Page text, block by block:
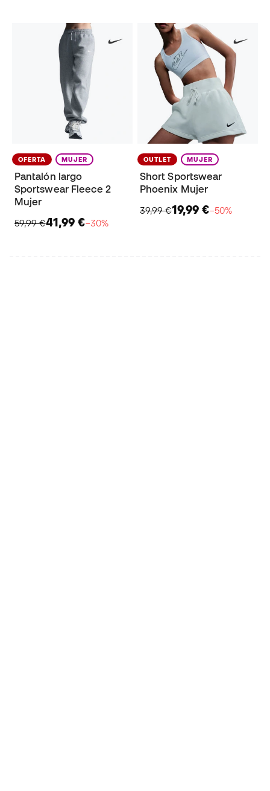
OFERTA MUJER
Pantalón largo
Sportswear Fleece 2
Mujer
59,99 €41,99 €−30%
OUTLET MUJER
Short Sportswear
Phoenix Mujer
39,99 €19,99 €−50%